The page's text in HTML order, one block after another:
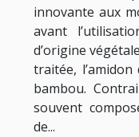
innovante aux
avant
d’origine
traitée,
bambou.
souvent
de...